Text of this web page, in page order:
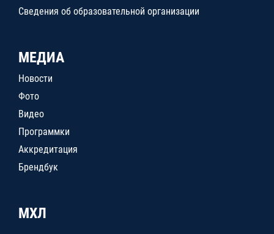
Сведения об образовательной организации
МЕДИА
Новости
Фото
Видео
Программки
Аккредитация
Брендбук
МХЛ